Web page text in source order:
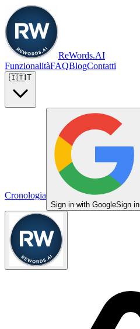
ReWords.AI
FunzionalitàFAQBlogContatti
🇮🇹IT
Cronologia
Sign in with GoogleSign in